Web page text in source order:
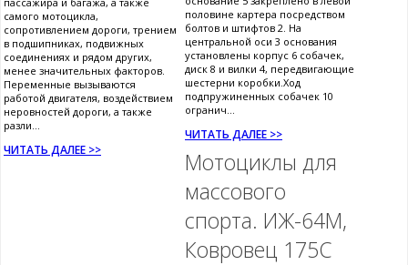
самого мотоцикла,
сопротивлением дороги, трением
в подшипниках, подвижных
соединениях и рядом других,
менее значительных факторов.
Переменные вызываются
работой двигателя, воздействием
неровностей дороги, а также
разли...
ЧИТАТЬ ДАЛЕЕ >>
половине картера посредством
болтов и штифтов 2. На
центральной оси 3 основания
установлены корпус 6 собачек,
диск 8 и вилки 4, передвигающие
шестерни коробки.Ход
подпружиненных собачек 10
огранич...
ЧИТАТЬ ДАЛЕЕ >>
Мотоциклы для
массового
спорта. ИЖ-64М,
Ковровец 175С